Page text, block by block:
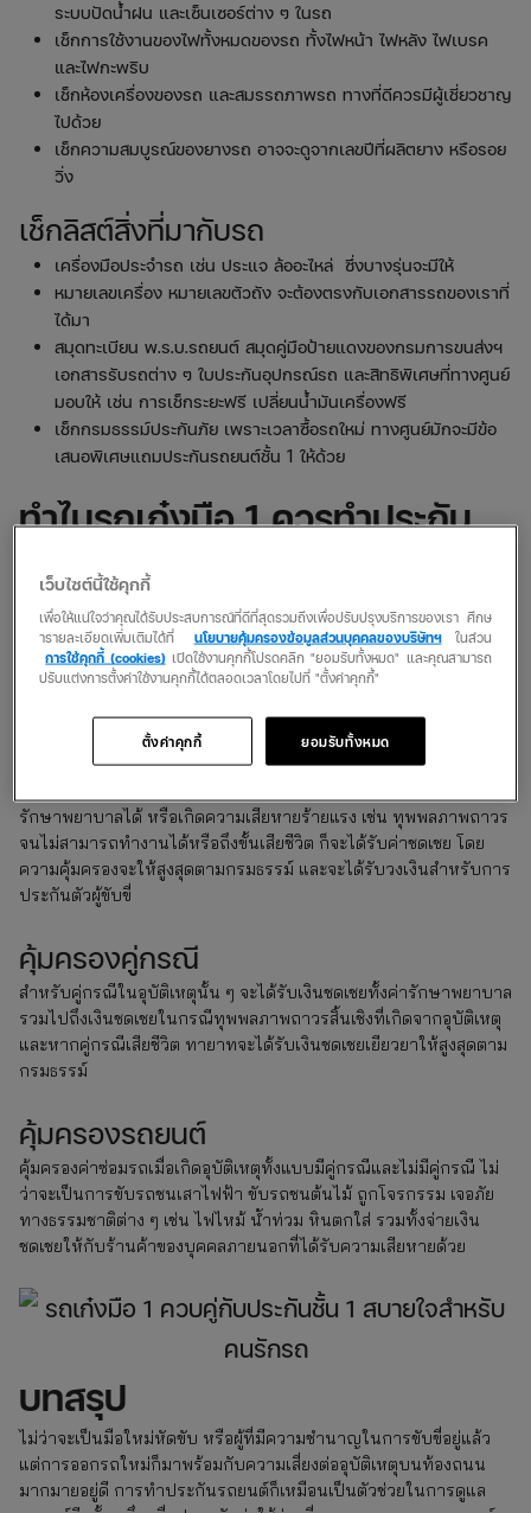
ระบบปัดน้ำฝน และเซ็นเซอร์ต่าง ๆ ในรถ
เช็กการใช้งานของไฟทั้งหมดของรถ ทั้งไฟหน้า ไฟหลัง ไฟเบรค
และไฟกะพริบ
เช็กห้องเครื่องของรถ และสมรรถภาพรถ ทางที่ดีควรมีผู้เชี่ยวชาญ
ไปด้วย
เช็กความสมบูรณ์ของยางรถ อาจจะดูจากเลขปีที่ผลิตยาง หรือรอย
วิ่ง
เช็กลิสต์สิ่งที่มากับรถ
เครื่องมือประจำรถ เช่น ประแจ ล้ออะไหล่ ซึ่งบางรุ่นจะมีให้
หมายเลขเครื่อง หมายเลขตัวถัง จะต้องตรงกับเอกสารรถของเราที่
ได้มา
สมุดทะเบียน พ.ร.บ.รถยนต์ สมุดคู่มือป้ายแดงของกรมการขนส่งฯ
เอกสารรับรถต่าง ๆ ใบประกันอุปกรณ์รถ และสิทธิพิเศษที่ทางศูนย์
มอบให้ เช่น การเช็กระยะฟรี เปลี่ยนน้ำมันเครื่องฟรี
เช็กกรมธรรม์ประกันภัย เพราะเวลาซื้อรถใหม่ ทางศูนย์มักจะมีข้อ
เสนอพิเศษแถมประกันรถยนต์ชั้น 1 ให้ด้วย
ทำไมรถเก๋งมือ 1 ควรทำประกัน
ชั้น 1
การซื้อรถเก๋งมือ 1 ก็ควรจะทำประกันภัยรถยนต์ชั้น 1 ควบคู่กันไปด้วย
เพราะนอกจากจะมีความคุ้มครองที่ครอบคลุมแล้ว ยังสร้างความอุ่นใจ
และสบายใจได้แม้เป็นนักขับมือใหม่ โดยประกันชั้น 1 จะให้ความ
คุ้มครองบุคคลในรถ
รักษาพยาบาลได้ หรือเกิดความเสียหายร้ายแรง เช่น ทุพพลภาพถาวร
จนไม่สามารถทำงานได้หรือถึงขั้นเสียชีวิต ก็จะได้รับค่าชดเชย โดย
ความคุ้มครองจะให้สูงสุดตามกรมธรรม์ และจะได้รับวงเงินสำหรับการ
ประกันตัวผู้ขับขี่
คุ้มครองคู่กรณี
สำหรับคู่กรณีในอุบัติเหตุนั้น ๆ จะได้รับเงินชดเชยทั้งค่ารักษาพยาบาล
รวมไปถึงเงินชดเชยในกรณีทุพพลภาพถาวรสิ้นเชิงที่เกิดจากอุบัติเหตุ
และหากคู่กรณีเสียชีวิต ทายาทจะได้รับเงินชดเชยเยียวยาให้สูงสุดตาม
กรมธรรม์
คุ้มครองรถยนต์
คุ้มครองค่าซ่อมรถเมื่อเกิดอุบัติเหตุทั้งแบบมีคู่กรณีและไม่มีคู่กรณี ไม่
ว่าจะเป็นการขับรถชนเสาไฟฟ้า ขับรถชนต้นไม้ ถูกโจรกรรม เจอภัย
ทางธรรมชาติต่าง ๆ เช่น ไฟไหม้ น้ำท่วม หินตกใส่ รวมทั้งจ่ายเงิน
ชดเชยให้กับร้านค้าของบุคคลภายนอกที่ได้รับความเสียหายด้วย
บทสรุป
ไม่ว่าจะเป็นมือใหม่หัดขับ หรือผู้ที่มีความชำนาญในการขับขี่อยู่แล้ว
แต่การออกรถใหม่ก็มาพร้อมกับความเสี่ยงต่ออุบัติเหตุบนท้องถนน
มากมายอยู่ดี การทำประกันรถยนต์ก็เหมือนเป็นตัวช่วยในการดูแล
เว็บไซต์นี้ใช้คุกกี้
เพื่อให้แน่ใจว่าคุณได้รับประสบการณ์ที่ดีที่สุดรวมถึงเพื่อปรับปรุงบริการของเรา ศึกษ
ารายละเอียดเพิ่มเติมได้ที่
นโยบายคุ้มครองข้อมูลส่วนบุคคลของบริษัทฯในส่วน
การใช้คุกกี้ (cookies) เปิดใช้งานคุกกี้โปรดคลิก "ยอมรับทั้งหมด" และคุณสามารถ
ปรับแต่งการตั้งค่าใช้งานคุกกี้ได้ตลอดเวลาโดยไปที่ "ตั้งค่าคุกกี้"
ยอมรับทั้งหมด
ตั้งค่าคุกกี้